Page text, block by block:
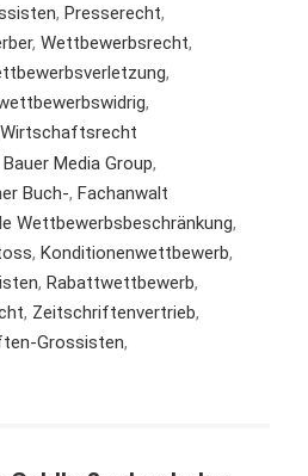
, Presserecht,
, Wettbewerbsrecht,
,
,
Wirtschaftsrecht
Bauer Media Group,
Buch-, Fachanwalt
Wettbewerbsbeschränkung,
, Konditionenwettbewerb,
, Rabattwettbewerb,
, Zeitschriftenvertrieb,
Grossisten,